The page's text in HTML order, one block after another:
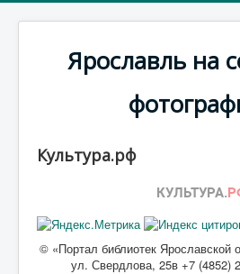
Ярославль на
Культура.рф
© «Портал библиотек Ярославской
ул. Свердлова, 25в +7 (4852)